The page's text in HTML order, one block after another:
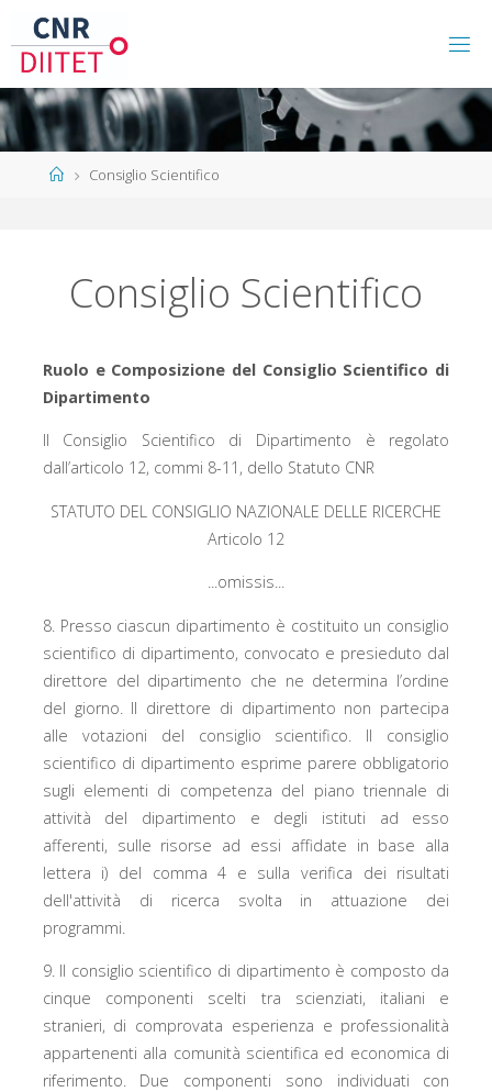
Consiglio Scientifico
Consiglio Scientifico
Ruolo e Composizione del Consiglio Scientifico di
Dipartimento
Il Consiglio Scientifico di Dipartimento è regolato
dall’articolo 12, commi 8-11, dello Statuto CNR
STATUTO DEL CONSIGLIO NAZIONALE DELLE RICERCHE
Articolo 12
...omissis...
8. Presso ciascun dipartimento è costituito un consiglio
scientifico di dipartimento, convocato e presieduto dal
direttore del dipartimento che ne determina l’ordine
del giorno. Il direttore di dipartimento non partecipa
alle votazioni del consiglio scientifico. Il consiglio
scientifico di dipartimento esprime parere obbligatorio
sugli elementi di competenza del piano triennale di
attività del dipartimento e degli istituti ad esso
afferenti, sulle risorse ad essi affidate in base alla
lettera i) del comma 4 e sulla verifica dei risultati
dell'attività di ricerca svolta in attuazione dei
programmi.
9. Il consiglio scientifico di dipartimento è composto da
cinque componenti scelti tra scienziati, italiani e
stranieri, di comprovata esperienza e professionalità
appartenenti alla comunità scientifica ed economica di
riferimento. Due componenti sono individuati con